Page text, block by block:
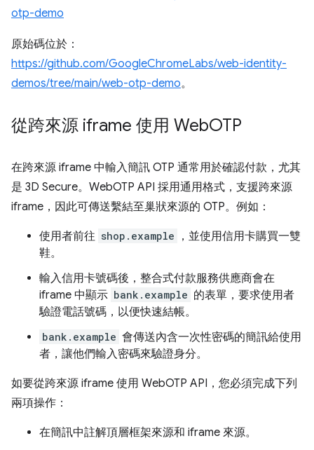
otp-demo
原始碼位於：
https://github.com/GoogleChromeLabs/web-identity-
demos/tree/main/web-otp-demo。
從跨來源 iframe 使用 WebOTP
在跨來源 iframe 中輸入簡訊 OTP 通常用於確認付款，尤其
是 3D Secure。WebOTP API 採用通用格式，支援跨來源
iframe，因此可傳送繫結至巢狀來源的 OTP。例如：
使用者前往 shop.example
，並使用信用卡購買一雙
鞋。
輸入信用卡號碼後，整合式付款服務供應商會在
iframe 中顯示 bank.example 的表單，要求使用者
驗證電話號碼，以便快速結帳。
bank.example 會傳送內含一次性密碼的簡訊給使用
者，讓他們輸入密碼來驗證身分。
如要從跨來源 iframe 使用 WebOTP API，您必須完成下列
兩項操作：
在簡訊中註解頂層框架來源和 iframe 來源。